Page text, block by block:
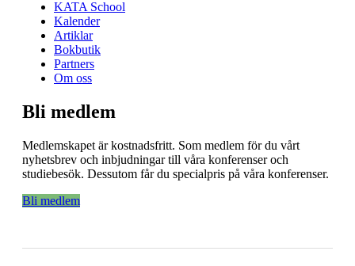
KATA School
Kalender
Artiklar
Bokbutik
Partners
Om oss
Bli medlem
Medlemskapet är kostnadsfritt. Som medlem för du vårt
nyhetsbrev och inbjudningar till våra konferenser och
studiebesök. Dessutom får du specialpris på våra konferenser.
Bli medlem